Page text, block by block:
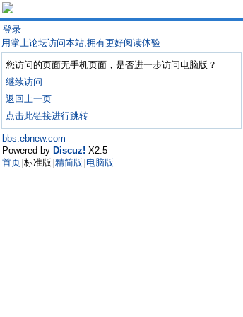
登录
用掌上论坛访问本站,拥有更好阅读体验
您访问的页面无手机页面，是否进一步访问电脑版？
继续访问
返回上一页
点击此链接进行跳转
bbs.ebnew.com
Powered by Discuz! X2.5
首页 标准版 精简版 电脑版